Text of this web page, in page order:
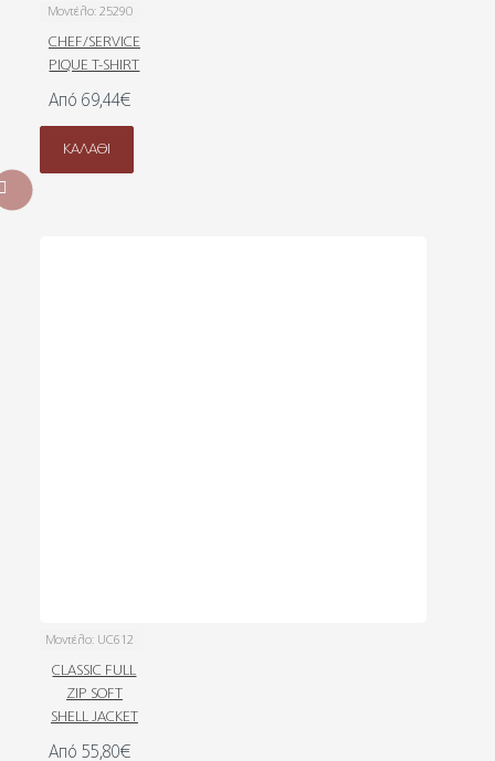
Μοντέλο: 25290
CHEF/SERVICE
PIQUE T-SHIRT
Από 69,44€
ΚΑΛΆΘΙ
Μοντέλο: UC612
CLASSIC FULL
ZIP SOFT
SHELL JACKET
Από 55,80€